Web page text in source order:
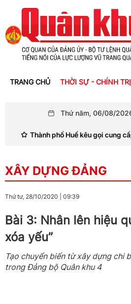
TRANG CHỦ THỜI SỰ - CHÍNH TRỊ
Thứ năm, 06/08/
Thành phố Huế kêu gọi cung cấp
XÂY DỰNG ĐẢNG
Thứ tư, 28/10/2020 09:39
Bài 3: Nhân lên hiệu
xóa yếu”
Tạo chuyển biến từ xây dựng chi
trong Đảng bộ Quân khu 4